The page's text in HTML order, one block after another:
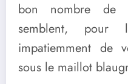
bon nombre de
semblent, pour
impatiemment de
sous le maillot